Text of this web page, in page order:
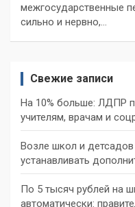
межгосударственные
сильно и нервно,…
Свежие записи
На 10% больше: ЛДПР
учителям, врачам и
Возле школ и
устанавливать
По 5 тысяч рублей на
автоматически: